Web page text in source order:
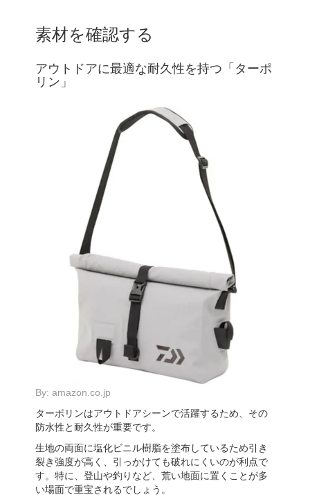
素材を確認する
アウトドアに最適な耐久性を持つ「ターポ
リン」
By: amazon.co.jp
ターポリンはアウトドアシーンで活躍するため、その
防水性と耐久性が重要です。
生地の両面に塩化ビニル樹脂を塗布しているため引き
裂き強度が高く、引っかけても破れにくいのが利点で
す。特に、登山や釣りなど、荒い地面に置くことが多
い場面で重宝されるでしょう。